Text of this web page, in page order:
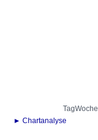
TagWoche
► Chartanalyse